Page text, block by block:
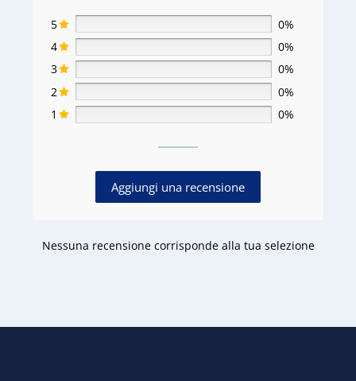
5
0%
4
0%
3
0%
2
0%
1
0%
Aggiungi una recensione
Nessuna recensione corrisponde alla tua selezione